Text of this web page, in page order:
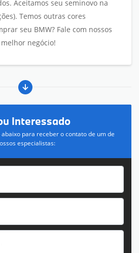
Aceitamos seu seminovo na
Temos outras cores
seu BMW? Fale com nossos
negócio!
Interessado
para receber o contato de um de
especialistas: